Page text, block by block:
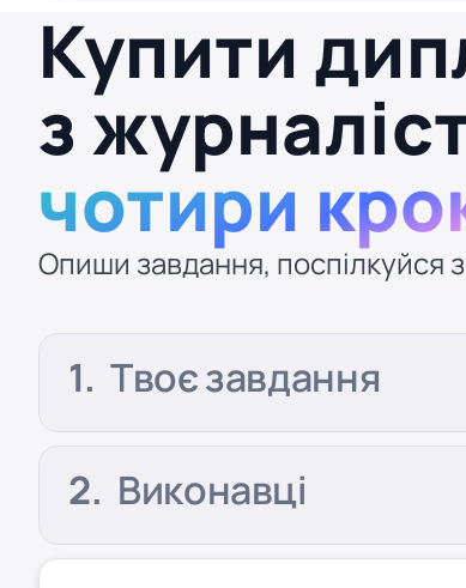
Купити
з
чотири
Опиши завдання, поспілкуйся
Твоє завдання
Виконавці